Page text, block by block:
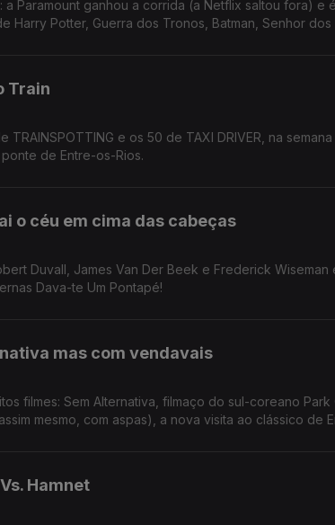
a Paramount ganhou a corrida (a Netflix saltou fora) e
Harry Potter, Guerra dos Tronos, Batman, Senhor dos
Train
TRAINSPOTTING e os 50 de TAXI DRIVER, na
de Entre-os-Rios.
o céu em cima das cabeças
Duvall, James Van Der Beek e Frederick
Dava-te Um Pontapé!
mas com vendavais
filmes: Sem Alternativa, filmaço do sul-coreano
mesmo, com aspas), a nova visita ao clássico de
Hamnet